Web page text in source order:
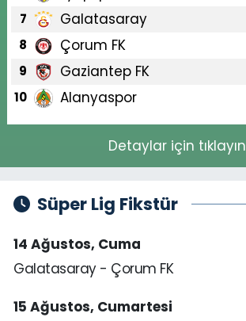
7 Galatasaray
8 Çorum FK
9 Gaziantep FK
10 Alanyaspor
Detaylar için tıklayın
Süper Lig Fikstür
14 Ağustos, Cuma
Galatasaray - Çorum FK
15 Ağustos, Cumartesi